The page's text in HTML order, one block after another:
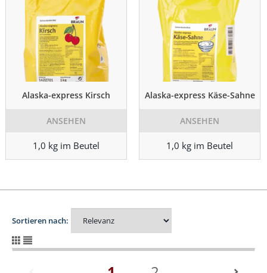
Alaska-express Kirsch
ANSEHEN
1,0 kg im Beutel
Alaska-express Käse-Sahne
ANSEHEN
1,0 kg im Beutel
Sortieren nach: